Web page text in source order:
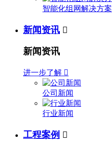
智能化组网解决方案
新闻资讯 
新闻资讯
进一步了解 
公司新闻
行业新闻
工程案例 